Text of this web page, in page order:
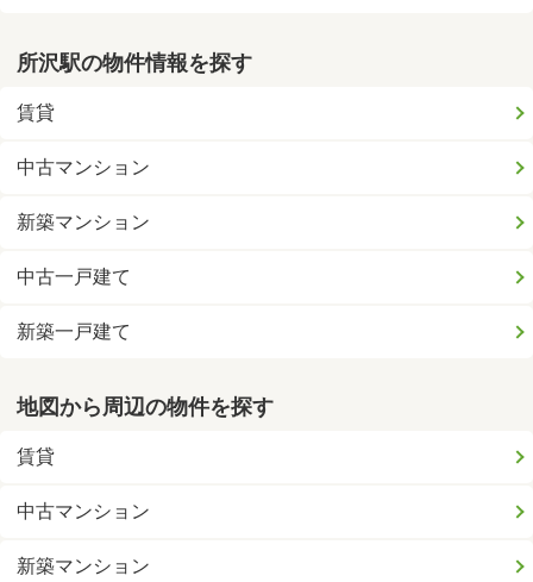
所沢駅の物件情報を探す
賃貸
中古マンション
新築マンション
中古一戸建て
新築一戸建て
地図から周辺の物件を探す
賃貸
中古マンション
新築マンション